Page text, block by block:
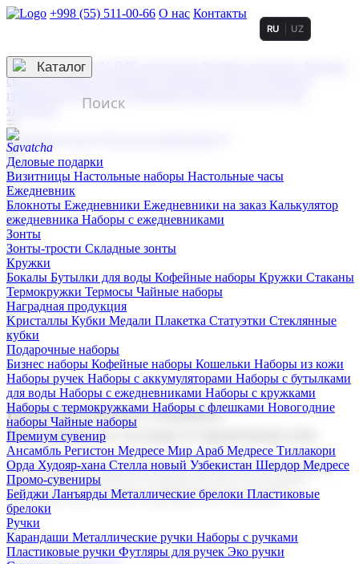
+998 (55) 511-00-66 О нас Контакты
3D гравировка
смолой (Doming)
гравировка твердая
тиснение
RU UZ
☰
Контакты
Каталог
Деловые подарки
Визитницы Настольные наборы Настольные часы
Ежедневник
Блокноты Ежедневники Ежедневники на заказ Калькулятор
ежедневника Наборы с ежедневниками
Зонты
Зонты-трости Складные зонты
Кружки
Бокалы Бутылки для воды Кофейные наборы Кружки Стаканы
Термокружки Термосы Чайные наборы
Наградная продукция
Kристаллы Кубки Медали Плакетка Статуэтки Стеклянные
кубки
Подарочные наборы
Бизнес наборы Кофейные наборы Кошельки Наборы из кожи
Наборы ручек Наборы с аккумуляторами Наборы с бутылками
для воды Наборы с ежедневниками Наборы с кружками
Наборы с термокружками Наборы с флешками Новогодние
наборы Чайные наборы
Премиум сувенир
Ансамбль Регистон Медресе Мир Араб Медресе Тиллакори
Орда Худояр-хана Стелла новый Узбекистан Шердор Медресе
Промо-сувениры
Бейджи Ланъярды Металлические брелоки Пластиковые
брелоки
Ручки
Карандаши Металлические ручки Наборы с ручками
Пластиковые ручки Футляры для ручек Эко ручки
Корпоративные подарки
Поставка со склада и производство
Мы предлагаем широкий выбор корпоративных подарков и
сувениров с логотипом. В нашем каталоге вы найдете
продукцию для бизнеса, мероприятия и клиентов.